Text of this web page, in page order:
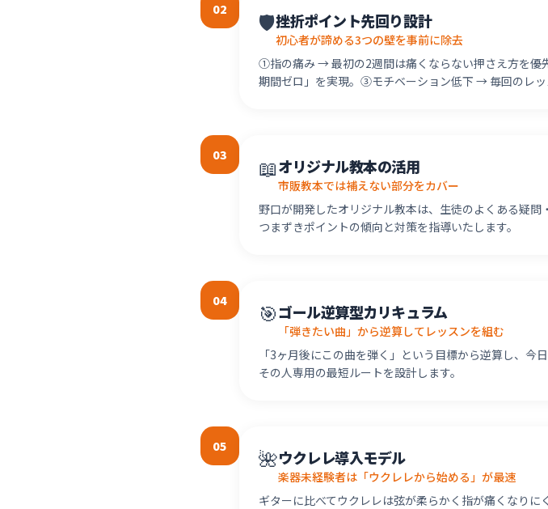
02 🛡挫折ポイント先回り設計
初心者が諦める3つの壁を事前に除去
①指の痛み → 最初の2週間は痛くならない押さえ方を
期間ゼロ」を実現。③モチベーション低下 → 毎回のレッ
03 📖オリジナル教本の活用
市販教本では補えない部分をカバー
野口が開発したオリジナル教本は、生徒のよくある疑
つまずきポイントの傾向と対策を指導いたします。
04 🎯ゴール逆算型カリキュラム
「弾きたい曲」から逆算してレッスンを組む
「3ヶ月後にこの曲を弾く」という目標から逆算し、今
その人専用の最短ルートを設計します。
05 🌺ウクレレ導入モデル
楽器未経験者は「ウクレレから始める」が最速
ギターに比べてウクレレは弦が柔らかく指が痛くなり